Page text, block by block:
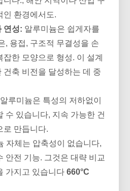
인 환경에서도.
연성: 알루미늄은 쉽게자를
, 용접, 구조적 무결성을 손
잡한 모양으로 형성. 이 설계
건축 비전을 달성하는 데 중
알루미늄은 특성의 저하없이
수 있습니다, 지속 가능한 건
로 만듭니다.
자체는 압축성이 없습니다,
안전 기능. 그것은 대략 비교
가지고 있습니다660°C